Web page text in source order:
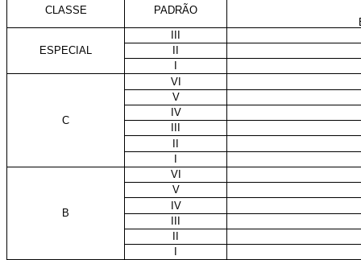
CLASSE
PADRÃO
ESPECIAL
C
VI
V
IV
B
VI
V
IV